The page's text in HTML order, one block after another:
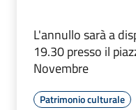
L'annullo sarà a
19.30 presso il
Novembre
Patrimonio culturale